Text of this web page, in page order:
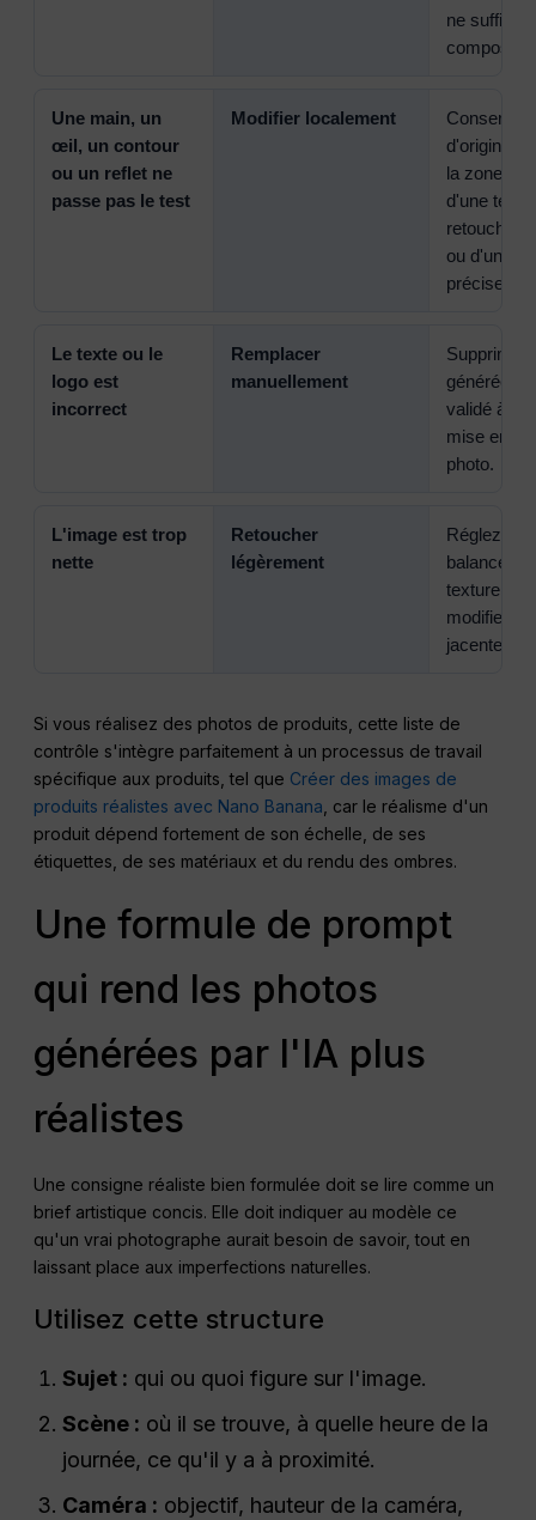
ne suffira
Une main, un
œil, un contour
ou un reflet ne
passe pas le test
Modifier localement
d'origine
la zone
d'une
retouche
ou d'une
précise.
Le texte ou le
logo est
incorrect
Remplacer
manuellement
générée et
validé à
mise en
photo.
L'image est trop
nette
Retoucher
légèrement
Réglez
balance
texture ou
modifier la
jacente.
Si vous réalisez des photos de produits, cette liste de
contrôle s'intègre parfaitement à un processus de travail
spécifique aux produits, tel que Créer des images de
produits réalistes avec Nano Banana , car le réalisme d'un
produit dépend fortement de son échelle, de ses
étiquettes, de ses matériaux et du rendu des ombres.
Une formule de prompt
qui rend les photos
générées par l'IA plus
réalistes
Une consigne réaliste bien formulée doit se lire comme un
brief artistique concis. Elle doit indiquer au modèle ce
qu'un vrai photographe aurait besoin de savoir, tout en
laissant place aux imperfections naturelles.
Utilisez cette structure
Sujet : qui ou quoi figure sur l'image.
Scène : où il se trouve, à quelle heure de la
journée, ce qu'il y a à proximité.
Caméra : objectif, hauteur de la caméra,